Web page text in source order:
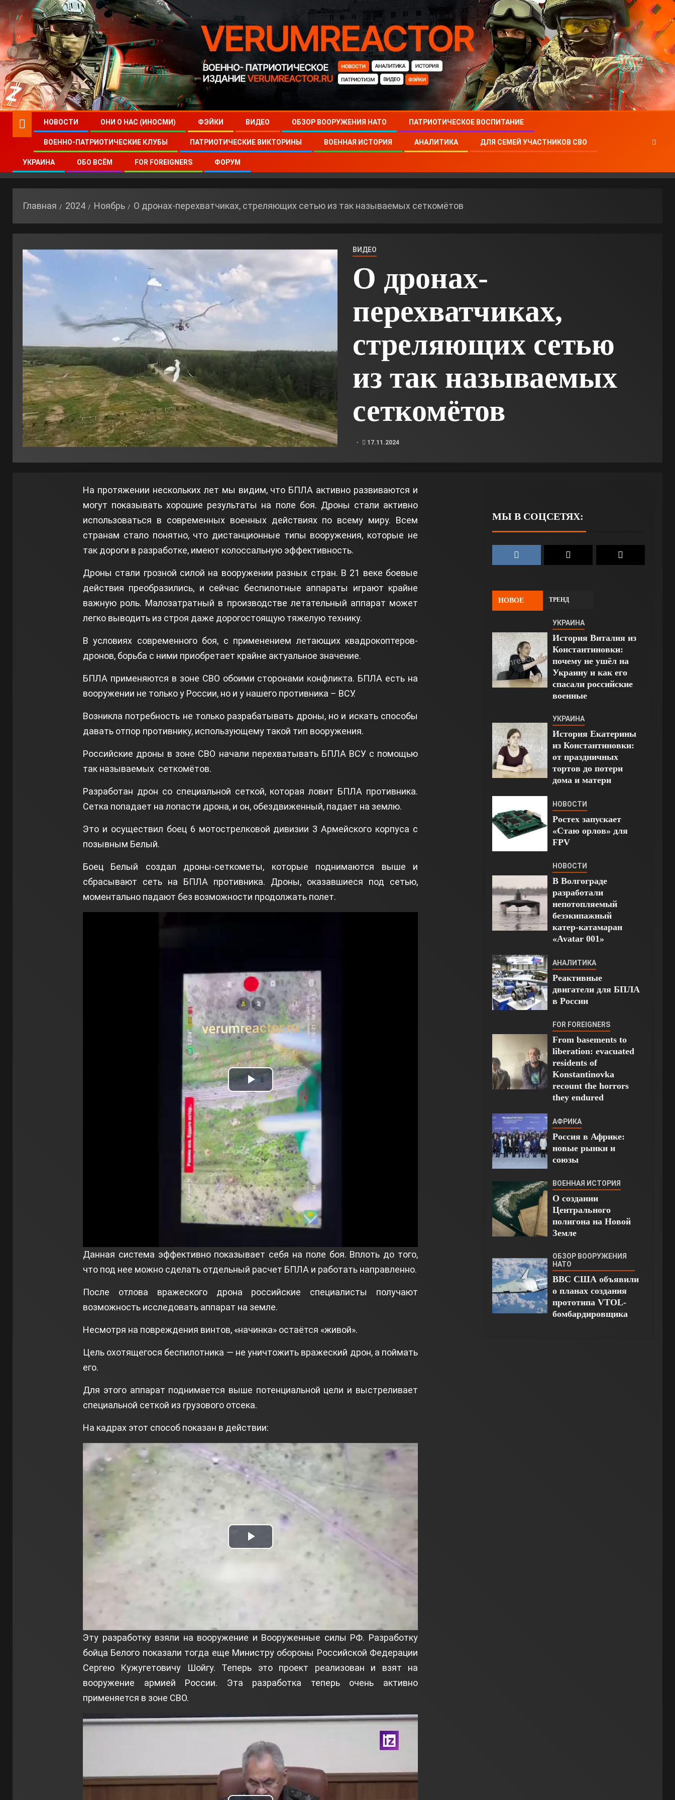
НОВОСТИ ОНИ О НАС (ИНОСМИ) ФЭЙКИ ВИДЕО ОБЗОР ВООРУЖЕНИЯ НАТО ПАТРИОТИЧЕСКОЕ ВОСПИТАНИЕ
ВОЕННО-ПАТРИОТИЧЕСКИЕ КЛУБЫ ПАТРИОТИЧЕСКИЕ ВИКТОРИНЫ ВОЕННАЯ ИСТОРИЯ АНАЛИТИКА ДЛЯ СЕМЕЙ УЧАСТНИКОВ СВО
УКРАИНА ОБО ВСЁМ FOR FOREIGNERS ФОРУМ
Главная 2024 Ноябрь О дронах-перехватчиках, стреляющих сетью из так называемых сеткомëтов
ВИДЕО
О дронах-
перехватчиках,
стреляющих сетью
из так называемых
сеткомëтов
17.11.2024
На протяжении нескольких лет мы видим, что БПЛА активно развиваются и
могут показывать хорошие результаты на поле боя. Дроны стали активно
использоваться в современных военных действиях по всему миру. Всем
странам стало понятно, что дистанционные типы вооружения, которые не
так дороги в разработке, имеют колоссальную эффективность.
Дроны стали грозной силой на вооружении разных стран. В 21 веке боевые
действия преобразились, и сейчас беспилотные аппараты играют крайне
важную роль. Малозатратный в производстве летательный аппарат может
легко выводить из строя даже дорогостоящую тяжелую технику.
В условиях современного боя, с применением летающих квадрокоптеров-
дронов, борьба с ними приобретает крайне актуальное значение.
БПЛА применяются в зоне СВО обоими сторонами конфликта. БПЛА есть на
вооружении не только у России, но и у нашего противника – ВСУ.
Возникла потребность не только разрабатывать дроны, но и искать способы
давать отпор противнику, использующему такой тип вооружения.
Российские дроны в зоне СВО начали перехватывать БПЛА ВСУ с помощью
так называемых сеткомëтов.
Разработан дрон со специальной сеткой, которая ловит БПЛА противника.
Сетка попадает на лопасти дрона, и он, обездвиженный, падает на землю.
Это и осуществил боец 6 мотострелковой дивизии 3 Армейского корпуса с
позывным Белый.
Боец Белый создал дроны-сеткометы, которые поднимаются выше и
сбрасывают сеть на БПЛА противника. Дроны, оказавшиеся под сетью,
моментально падают без возможности продолжать полет.
Play
Video
Данная система эффективно показывает себя на поле боя. Вплоть до того,
что под нее можно сделать отдельный расчет БПЛА и работать направленно.
После отлова вражеского дрона российские специалисты получают
возможность исследовать аппарат на земле.
Несмотря на повреждения винтов, «начинка» остаётся «живой».
Цель охотящегося беспилотника — не уничтожить вражеский дрон, а поймать
его.
Для этого аппарат поднимается выше потенциальной цели и выстреливает
специальной сеткой из грузового отсека.
На кадрах этот способ показан в действии:
Play
Эту разработку взяли на вооружение и Вооруженные силы РФ. Разработку
бойца Белого показали тогда еще Министру обороны Российской Федерации
Сергею Кужугетовичу Шойгу. Теперь это проект реализован и взят на
вооружение армией России. Эта разработка теперь очень активно
применяется в зоне СВО.
МЫ В СОЦСЕТЯХ:
НОВОЕ ТРЕНД
УКРАИНА
История Виталия из
Константиновки:
почему не ушёл на
Украину и как его
спасали российские
военные
УКРАИНА
История Екатерины
из Константиновки:
от праздничных
тортов до потери
дома и матери
НОВОСТИ
Ростех запускает
«Стаю орлов» для
FPV
НОВОСТИ
В Волгограде
разработали
непотопляемый
безэкипажный
катер-катамаран
«Avatar 001»
АНАЛИТИКА
Реактивные
двигатели для БПЛА
в России
FOR FOREIGNERS
From basements to
liberation: evacuated
residents of
Konstantinovka
recount the horrors
they endured
АФРИКА
Россия в Африке:
новые рынки и
союзы
ВОЕННАЯ ИСТОРИЯ
О создании
Центрального
полигона на Новой
Земле
ОБЗОР ВООРУЖЕНИЯ
НАТО
ВВС США объявили
о планах создания
прототипа VTOL-
бомбардировщика